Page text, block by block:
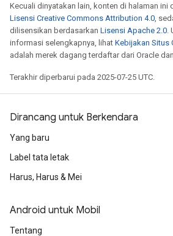
Kecuali dinyatakan lain, konten di halaman ini
Lisensi Creative Commons Attribution 4.0 ,
dilisensikan berdasarkan Lisensi Apache 2.0
informasi selengkapnya, lihat Kebijakan Situs
adalah merek dagang terdaftar dari Oracle
Terakhir diperbarui pada 2025-07-25 UTC.
Dirancang untuk Berkendara
Yang baru
Label tata letak
Harus, Harus & Mei
Android untuk Mobil
Tentang